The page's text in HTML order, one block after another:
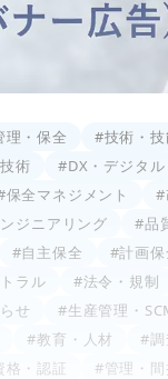
理・保全 #技術・
術
#DX・デジタル
保全マネジメント #
ジニアリング
#品
#自主保全
#計画保
ラル
#法令・規制
せ
#生産管理・
#教育・人材
#調
格・認証 #管理・間